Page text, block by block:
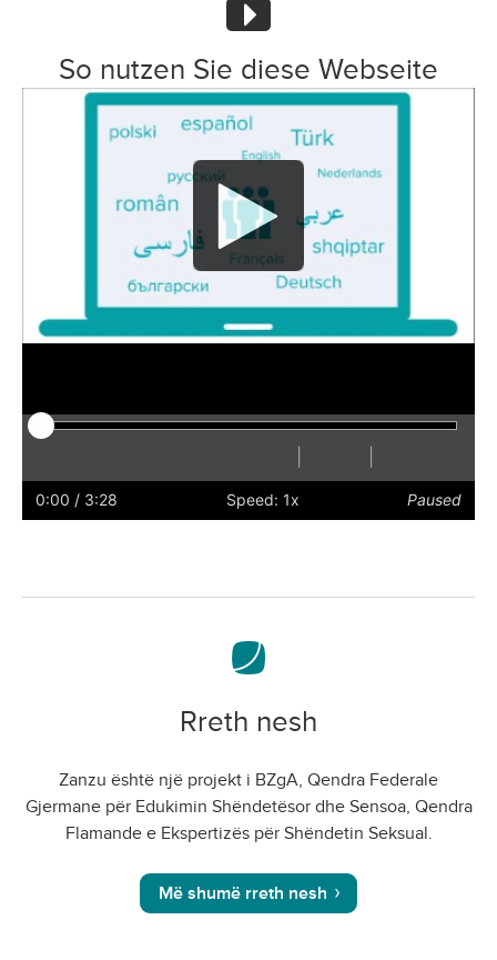
So nutzen Sie diese Webseite
Hide
captions
FasterSlower
full
screen
0:00 / 3:28 Speed: 1x Paused
Rreth nesh
Zanzu është një projekt i BZgA, Qendra Federale
Gjermane për Edukimin Shëndetësor dhe Sensoa, Qendra
Flamande e Ekspertizës për Shëndetin Seksual.
Më shumë rreth nesh